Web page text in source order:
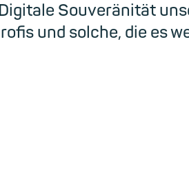
Souveränität
und solche, die es